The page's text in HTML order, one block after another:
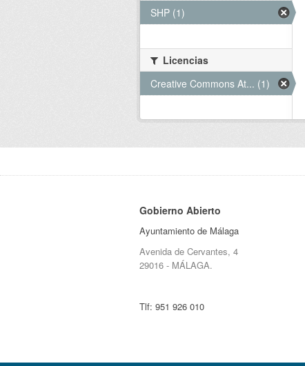
SHP (1)
Licencias
Creative Commons At... (1)
Gobierno Abierto
Ayuntamiento de Málaga
Avenida de Cervantes, 4
29016 - MÁLAGA.
Tlf: 951 926 010